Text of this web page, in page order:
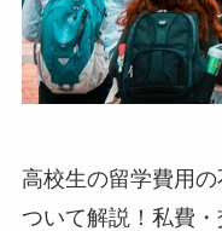
高校生の留学費用
ついて解説！私費